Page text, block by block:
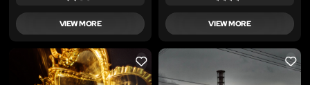
VIEW MORE VIEW MORE
LIKE LIKE